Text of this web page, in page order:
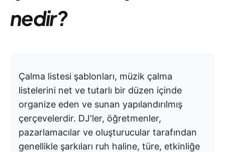
nedir?
Çalma listesi şablonları, müzik çalma
listelerini net ve tutarlı bir düzen içinde
organize eden ve sunan yapılandırılmış
çerçevelerdir. DJ'ler, öğretmenler,
pazarlamacılar ve oluşturucular tarafından
genellikle şarkıları ruh haline, türe, etkinliğe